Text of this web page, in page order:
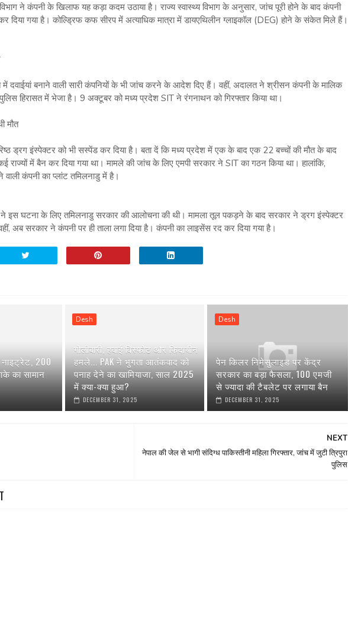
ने कंपनी के खिलाफ यह कड़ा कदम उठाया है। राज्य स्वास्थ्य विभाग के अनुसार, जांच पूरी होने के बाद कंपनी
दिया गया है। कोल्ड्रिफ कफ सीरप में अत्याधिक मात्रा में डायएथिलीन ग्लाइकॉल (DEG) होने के संकेत मिले हैं।
में दवाईयां बनाने वाली सारी कंपनियों के भी जांच करने के आदेश दिए हैं। वहीं, अदालत ने श्रीसन कंपनी के मालिक
हिरासत में भेजा है। 9 अक्टूबर को मध्य प्रदेश SIT ने रंगनाथन को गिरफ्तार किया था।
मौत
ड्रग इंस्पेक्टर को भी सस्पेंड कर दिया है। बता दें कि मध्य प्रदेश में एक के बाद एक 22 बच्चों की मौत के बाद
राज्यों में बैन कर दिया गया था। मामले की जांच के लिए एमपी सरकार ने SIT का गठन किया था। हालांकि,
कंपनी का प्लांट तमिलनाडु में है।
ने इस घटना के लिए तमिलनाडु सरकार की आलोचना की थी। मामला तूल पकड़ने के बाद सरकार ने ड्रग इंस्पेक्टर
अब सरकार ने कंपनी पर ही ताला लगा दिया है। कंपनी का लाइसेंस रद कर दिया गया है।
नाइट्रेट, 200
का सामान
Desh
गोलीबारी, हवाई विस्फोट और फिदायीन
हमले... PAK ने भुगता आतंकवाद को
पनाह देने का खामियाजा, साल 2025
में क्या-क्या हुआ?
DECEMBER 31, 2025
Desh
पेन किलर निमेसुलाइड पर केंद्र
सरकार का बड़ा फैसला, 100 एमजी
से ज्यादा की टैबलेट पर लगाया बैन
DECEMBER 31, 2025
NEXT
नेपाल की जेल से भागी संदिग्ध पाकिस्तीनी महिला गिरफ्तार, जांच में जुटी त्रिपुरा
पुलिस